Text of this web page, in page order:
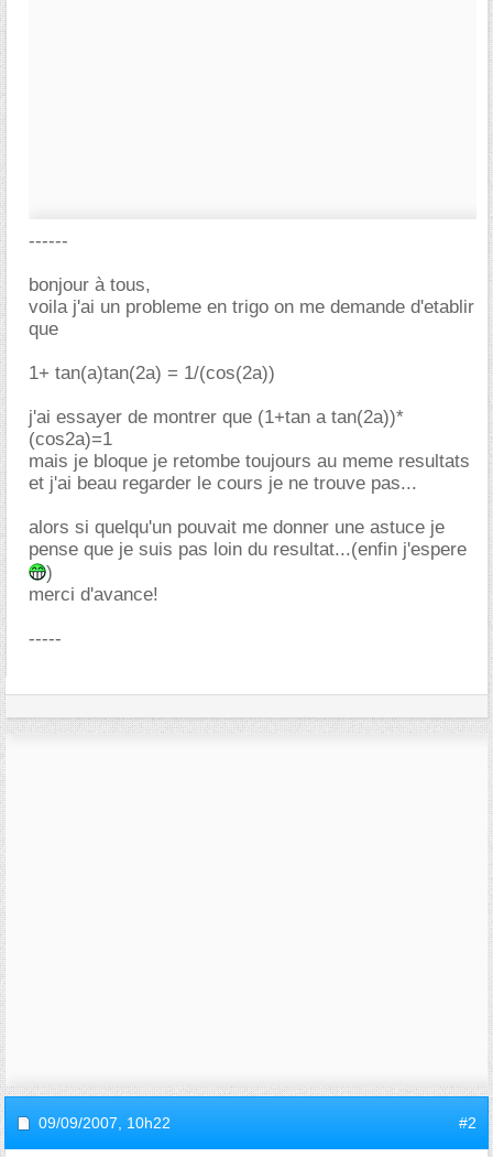
------
bonjour à tous,
voila j'ai un probleme en trigo on me demande d'etablir
que
1+ tan(a)tan(2a) = 1/(cos(2a))
j'ai essayer de montrer que (1+tan a tan(2a))*
(cos2a)=1
mais je bloque je retombe toujours au meme resultats
et j'ai beau regarder le cours je ne trouve pas...
alors si quelqu'un pouvait me donner une astuce je
pense que je suis pas loin du resultat...(enfin j'espere
)
merci d'avance!
-----
09/09/2007, 10h22 #2